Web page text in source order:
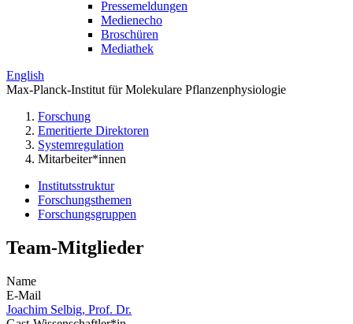
Pressemeldungen
Medienecho
Broschüren
Mediathek
English
Max-Planck-Institut für Molekulare Pflanzenphysiologie
Forschung
Emeritierte Direktoren
Systemregulation
Mitarbeiter*innen
Institutsstruktur
Forschungsthemen
Forschungsgruppen
Team-Mitglieder
Name
E-Mail
Joachim Selbig, Prof. Dr.